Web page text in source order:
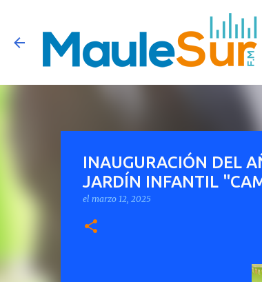
INAUGURACIÓN DEL
JARDÍN INFANTIL
el marzo 12, 2025